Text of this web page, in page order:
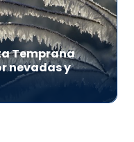
Temprana
nevadas y